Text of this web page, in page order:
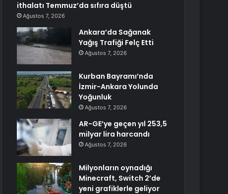
ithalatı Temmuz’da sıfıra düştü
Ağustos 7, 2026
Ankara’da Sağanak
Yağış Trafiği Felç Etti
Ağustos 7, 2026
Kurban Bayramı’nda
İzmir-Ankara Yolunda
Yoğunluk
Ağustos 7, 2026
AR-GE’ye geçen yıl 253,5
milyar lira harcandı
Ağustos 7, 2026
Milyonların oynadığı
Minecraft, Switch 2’de
yeni grafiklerle geliyor